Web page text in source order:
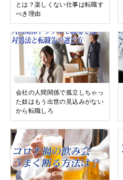
とは？楽しくない仕事は転職す
べき理由
会社の人間関係で孤立しちゃっ
た奴はもう出世の見込みがない
から転職しろ